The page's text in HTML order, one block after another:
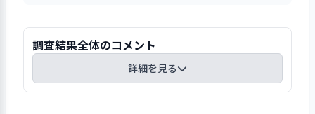
調査結果全体のコメント
詳細を見る